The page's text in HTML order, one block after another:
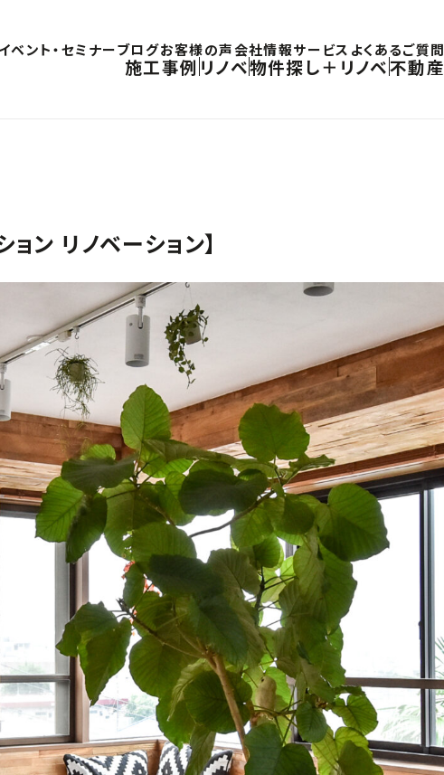
イベント・セミナーブログお客様の声会社情報サービス よくあるご質問
施工事例 リノベ物件探し＋リノベ不動産
ン リノベーション】